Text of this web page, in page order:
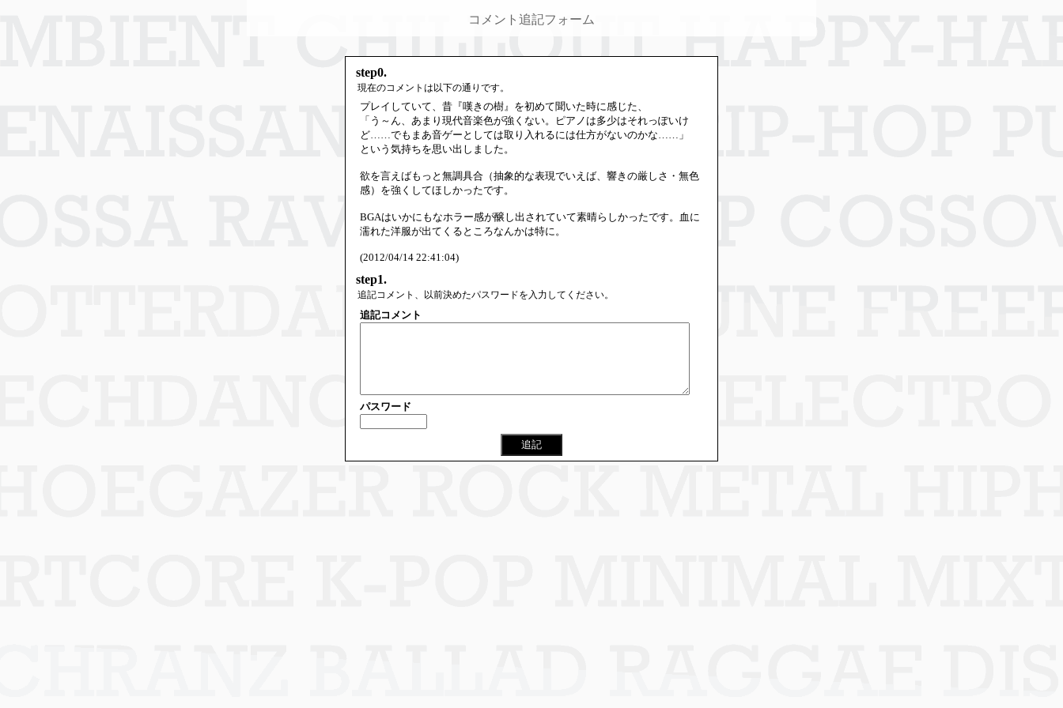
コメント追記フォーム
step0.
現在のコメントは以下の通りです。
プレイしていて、昔『嘆きの樹』を初めて聞いた時に感じた、
「う～ん、あまり現代音楽色が強くない。ピアノは多少はそれっぽいけ
ど……でもまあ音ゲーとしては取り入れるには仕方がないのかな……」
という気持ちを思い出しました。
欲を言えばもっと無調具合（抽象的な表現でいえば、響きの厳しさ・無色
感）を強くしてほしかったです。
BGAはいかにもなホラー感が醸し出されていて素晴らしかったです。血に
濡れた洋服が出てくるところなんかは特に。
(2012/04/14 22:41:04)
step1.
追記コメント、以前決めたパスワードを入力してください。
追記コメント
パスワード
追記